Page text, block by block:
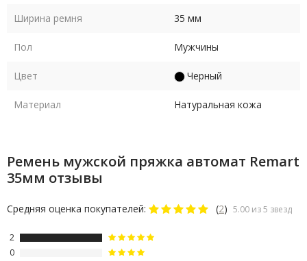
Ширина ремня 35 мм
Пол Мужчины
Цвет Черный
Материал Натуральная кожа
Ремень мужской пряжка автомат Remart
35мм отзывы
Средняя оценка покупателей: (2) 5.00 из 5 звезд
2
0